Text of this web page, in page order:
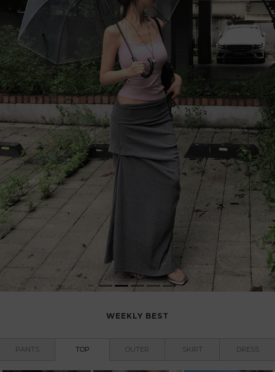
WEEKLY BEST
PANTS TOP OUTER SKIRT DRESS